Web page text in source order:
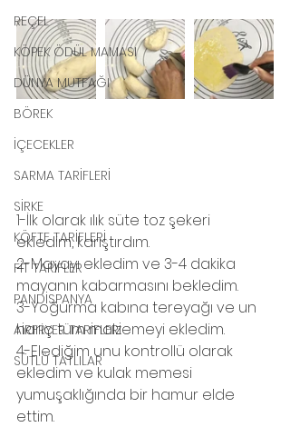
REÇEL
KÖPEK ÖDÜL MAMASI
DÜNYA MUTFAĞI
BÖREK
İÇECEKLER
SARMA TARİFLERİ
SİRKE
KÖFTE TARİFLERİ
FİT TARİFLER
PANDİSPANYA
AİRFRYER TARİFLERİ
SÜTLÜ TATLILAR
1-İlk olarak ılık süte toz şekeri
ekledim, karıştırdım.
2-Mayayı ekledim ve 3-4 dakika
mayanın kabarmasını bekledim.
3-Yoğurma kabına tereyağı ve un
hariç tüm malzemeyi ekledim.
4-Elediğim unu kontrollü olarak
ekledim ve kulak memesi
yumuşaklığında bir hamur elde
ettim.